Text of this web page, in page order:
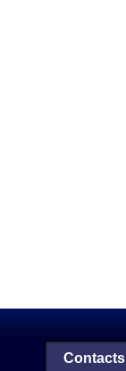
Contacts